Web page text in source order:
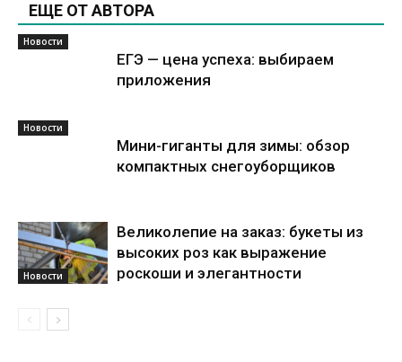
ЕЩЕ ОТ АВТОРА
Новости
ЕГЭ — цена успеха: выбираем
приложения
Новости
Мини-гиганты для зимы: обзор
компактных снегоуборщиков
Новости
Великолепие на заказ: букеты из
высоких роз как выражение
роскоши и элегантности